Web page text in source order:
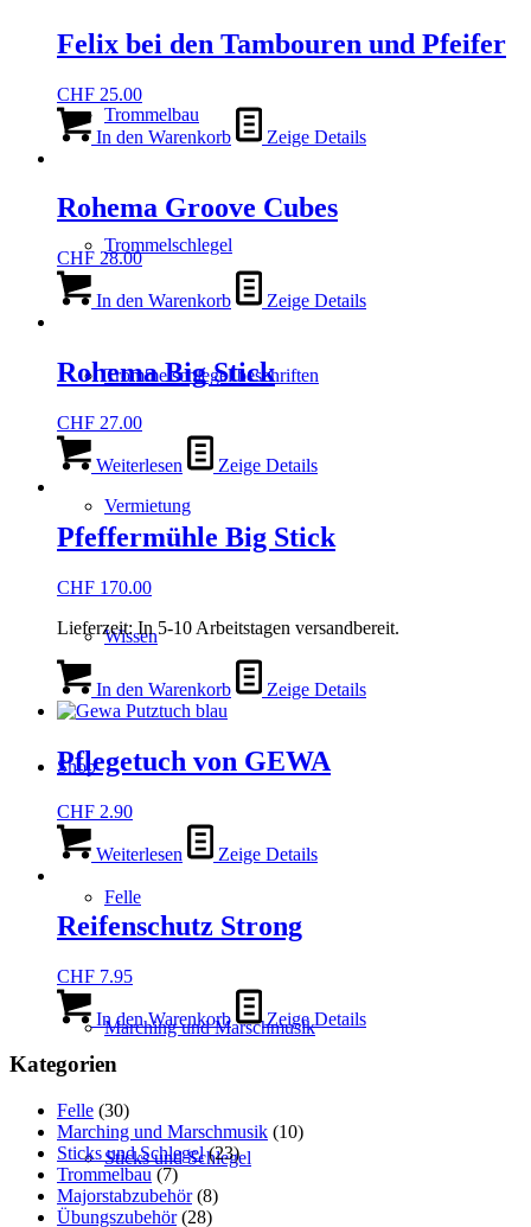
Trommelbau
Trommelschlegel
Trommelschlegel beschriften
Vermietung
Wissen
Shop
Felle
Marching und Marschmusik
Sticks und Schlegel
Felix bei den Tambouren und Pfeifer
CHF 25.00
In den Warenkorb Zeige Details
Rohema Groove Cubes
CHF 28.00
In den Warenkorb Zeige Details
Rohema Big Stick
CHF 27.00
Weiterlesen Zeige Details
Pfeffermühle Big Stick
CHF 170.00
Lieferzeit: In 5-10 Arbeitstagen versandbereit.
In den Warenkorb Zeige Details
Pflegetuch von GEWA
CHF 2.90
Weiterlesen Zeige Details
Reifenschutz Strong
CHF 7.95
In den Warenkorb Zeige Details
Kategorien
Felle (30)
Marching und Marschmusik (10)
Sticks und Schlegel (23)
Trommelbau (7)
Majorstabzubehör (8)
Übungszubehör (28)